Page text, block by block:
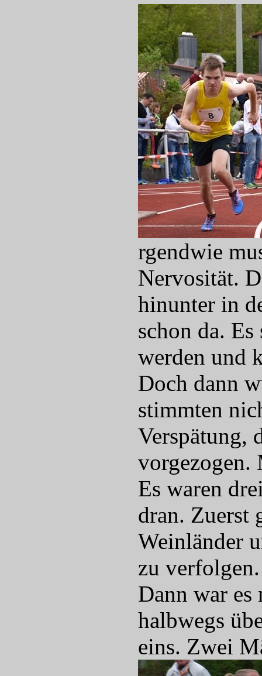
rgendwie
Nervosität.
hinunter in
schon da.
werden und
Doch dann
stimmten
Verspätung,
vorgezogen.
Es waren
dran. Zuerst
Weinländer
zu verfolgen.
Dann war
halbwegs
eins. Zwei